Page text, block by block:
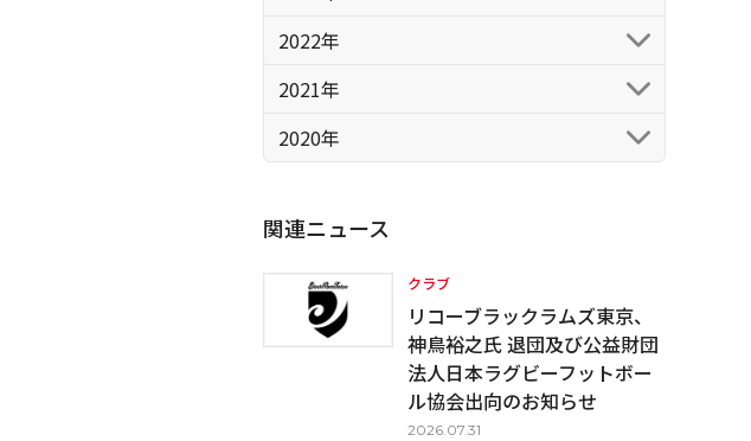
2022年
2021年
2020年
関連ニュース
クラブ
リコーブラックラムズ東京、
神鳥裕之氏 退団及び公益財団
法人日本ラグビーフットボー
ル協会出向のお知らせ
2026.07.31